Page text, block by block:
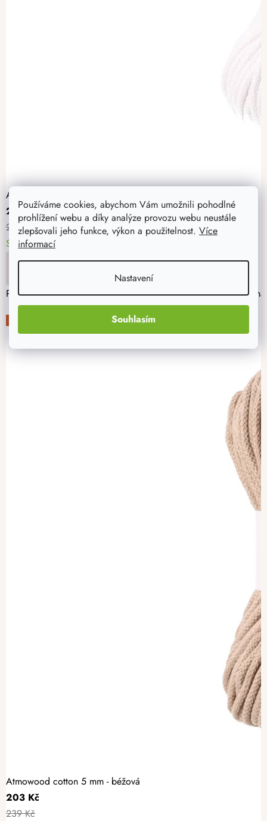
Používáme cookies, abychom Vám umožnili pohodlné
prohlížení webu a díky analýze provozu webu neustále
zlepšovali jeho funkce, výkon a použitelnost. Více
informací
Nastavení
Souhlasím
Atmowood cotton 5 mm - bílá
203 Kč
239 Kč
Skladem> 5 ks
Příze v sněhově bílé barvě je ideální pro háčkování košíků
Atmowood cotton 5 mm - béžová
203 Kč
239 Kč